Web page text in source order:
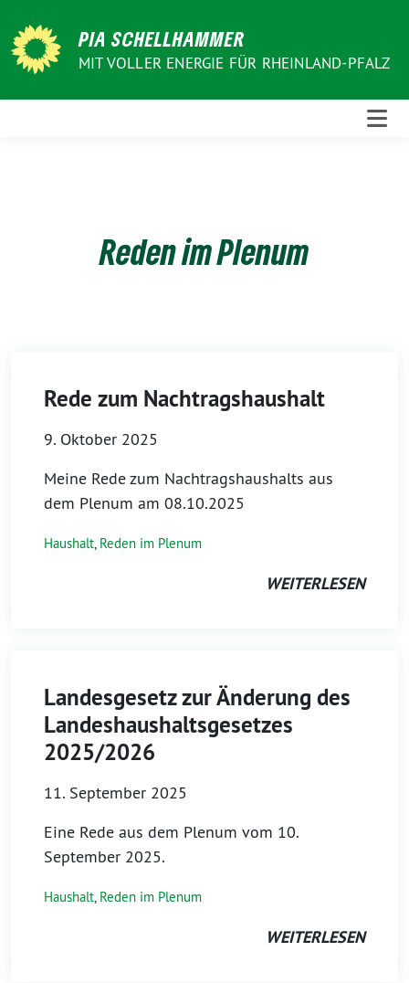
zum
Inhalt
PIA SCHELLHAMMER
MIT VOLLER ENERGIE FÜR RHEINLAND-PFALZ
Reden im Plenum
Rede zum Nachtragshaushalt
9. Oktober 2025
Meine Rede zum Nachtragshaushalts aus
dem Plenum am 08.10.2025
Haushalt, Reden im Plenum
WEITERLESEN
Landesgesetz zur Änderung des
Landeshaushaltsgesetzes
2025/2026
11. September 2025
Eine Rede aus dem Plenum vom 10.
September 2025.
Haushalt, Reden im Plenum
WEITERLESEN